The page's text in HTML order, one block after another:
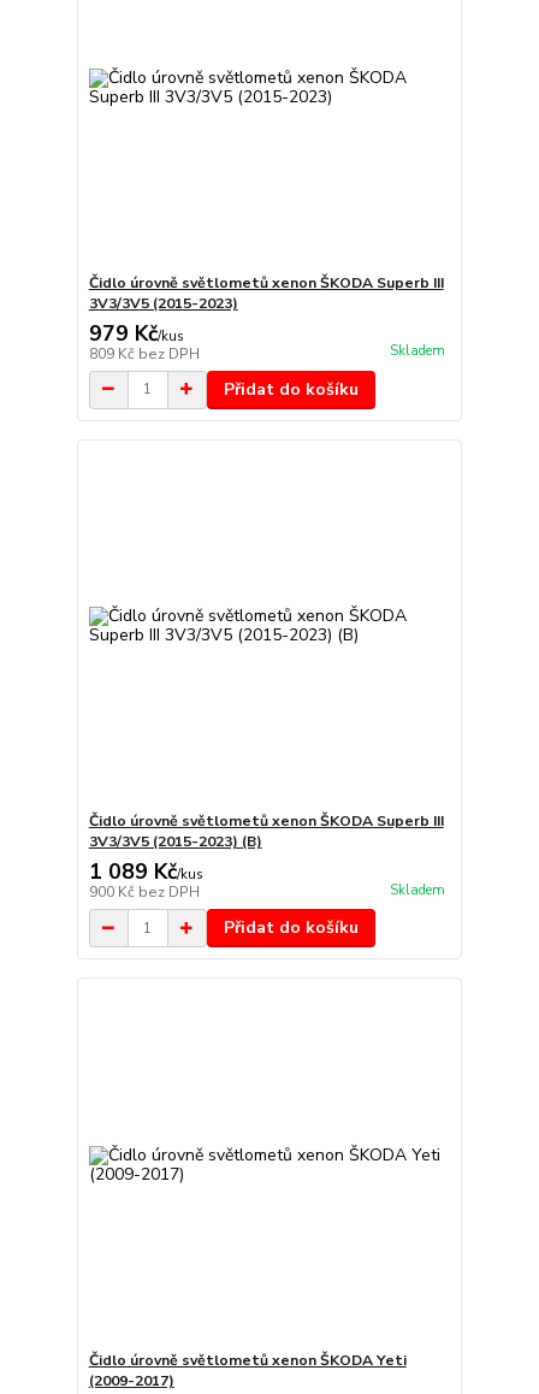
Čidlo úrovně světlometů xenon ŠKODA Superb III
3V3/3V5 (2015-2023)
979 Kč/kus
809 Kč bez DPH Skladem
Přidat do košíku
Čidlo úrovně světlometů xenon ŠKODA Superb III
3V3/3V5 (2015-2023) (B)
1 089 Kč/kus
900 Kč bez DPH Skladem
Přidat do košíku
Čidlo úrovně světlometů xenon ŠKODA Yeti
(2009-2017)